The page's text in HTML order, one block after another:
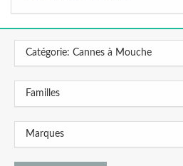
Catégorie: Cannes à Mouche
Familles
Marques